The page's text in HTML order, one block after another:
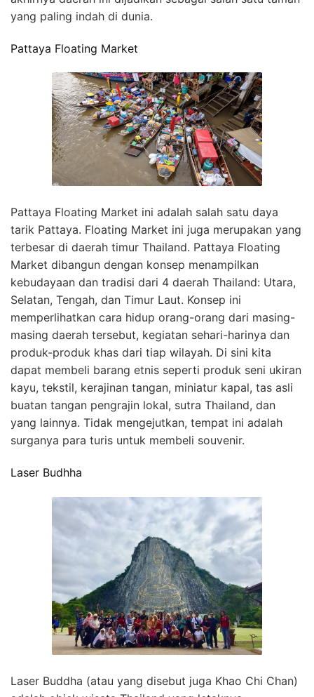
yang paling indah di dunia.
Pattaya Floating Market
Pattaya Floating Market ini adalah salah satu daya
tarik Pattaya. Floating Market ini juga merupakan yang
terbesar di daerah timur Thailand. Pattaya Floating
Market dibangun dengan konsep menampilkan
kebudayaan dan tradisi dari 4 daerah Thailand: Utara,
Selatan, Tengah, dan Timur Laut. Konsep ini
memperlihatkan cara hidup orang-orang dari masing-
masing daerah tersebut, kegiatan sehari-harinya dan
produk-produk khas dari tiap wilayah. Di sini kita
dapat membeli barang etnis seperti produk seni ukiran
kayu, tekstil, kerajinan tangan, miniatur kapal, tas asli
buatan tangan pengrajin lokal, sutra Thailand, dan
yang lainnya. Tidak mengejutkan, tempat ini adalah
surganya para turis untuk membeli souvenir.
Laser Budhha
Laser Buddha (atau yang disebut juga Khao Chi Chan)